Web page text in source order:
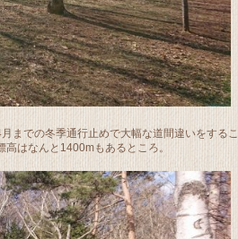
までの冬季通行止めで大幅な道間違いをするこ
はなんと1400mもあるところ。